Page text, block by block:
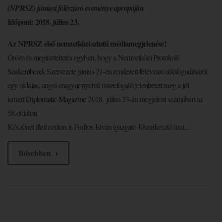
(NPRSZ) júniusi félévzáró eseménye apropóján
Időpont: 2018. július 23.
Az NPRSZ első nemzetközi szintű médiamegjelenése!
Öröm és megtiszteltetés egyben, hogy a Nemzetközi Protokoll
Szakemberek Szervezete június 21-én rendezett félévzáró állófogadásáról
egy oldalas, angol-magyar nyelvű összefogaló jelenhetett meg a jól
ismert Diplomatic Magazine 2018. július 23-án megjelent számában az
58.oldalon.
Köszönet illeti ezúton is Fodros István igazgató-főszerkesztő urat,…
Bővebben